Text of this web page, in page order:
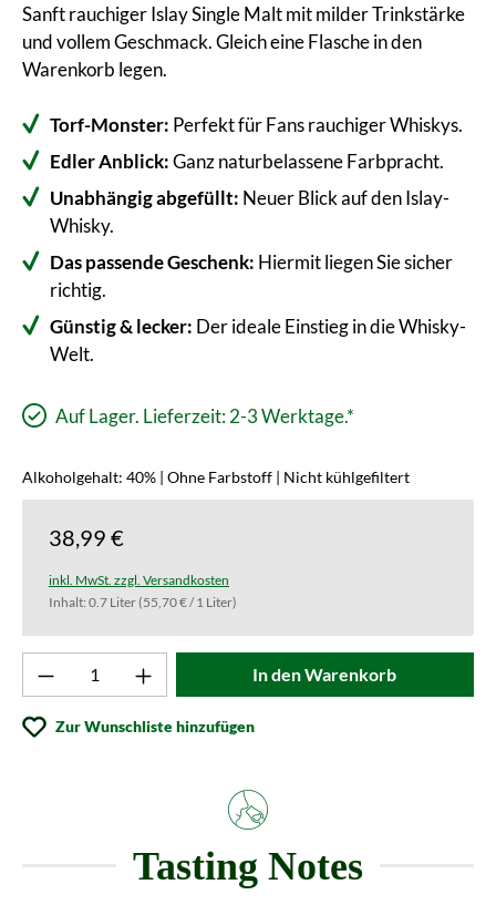
Sanft rauchiger Islay Single Malt mit milder Trinkstärke
und vollem Geschmack. Gleich eine Flasche in den
Warenkorb legen.
Torf-Monster: Perfekt für Fans rauchiger Whiskys.
Edler Anblick:Ganz naturbelassene Farbpracht.
Unabhängig abgefüllt: Neuer Blick auf den Islay-
Whisky.
Das passende Geschenk: Hiermit liegen Sie sicher
richtig.
Günstig & lecker: Der ideale Einstieg in die Whisky-
Welt.
Auf Lager. Lieferzeit: 2-3 Werktage.*
Alkoholgehalt: 40% | Ohne Farbstoff | Nicht kühlgefiltert
38,99 €
inkl. MwSt. zzgl. Versandkosten
Inhalt: 0.7 Liter(55,70 € / 1 Liter)
Produkt Anzahl: Gib den gewünschten
In den Warenkorb
Zur Wunschliste hinzufügen
Tasting Notes